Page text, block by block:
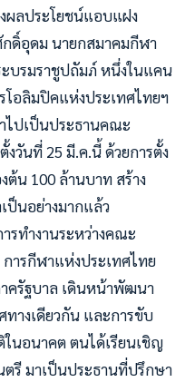
ผลประโยชน์แอบแฝง
ดิ์อุดม นายกสมาคมกีฬา
บรมราชูปถัมภ์ หนึ่งในแคน
โอลิมปิคแห่งประเทศไทยฯ
ไปเป็นประธานคณะ
งวันที่ 25 มี.ค.นี้ ด้วยการตั้ง
ต้น 100 ล้านบาท สร้าง
ป็นอย่างมากแล้ว
รทำงานระหว่างคณะ
ารกีฬาแห่งประเทศไทย
ครัฐบาล เดินหน้าพัฒนา
ทางเดียวกัน และการขับ
ในอนาคต ตนได้เรียนเชิญ
รี มาเป็นประธานที่ปรึกษา